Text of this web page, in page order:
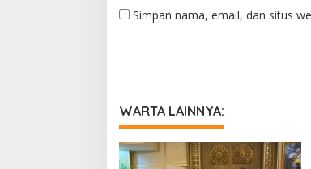
Simpan nama, email, dan situs
WARTA LAINNYA: